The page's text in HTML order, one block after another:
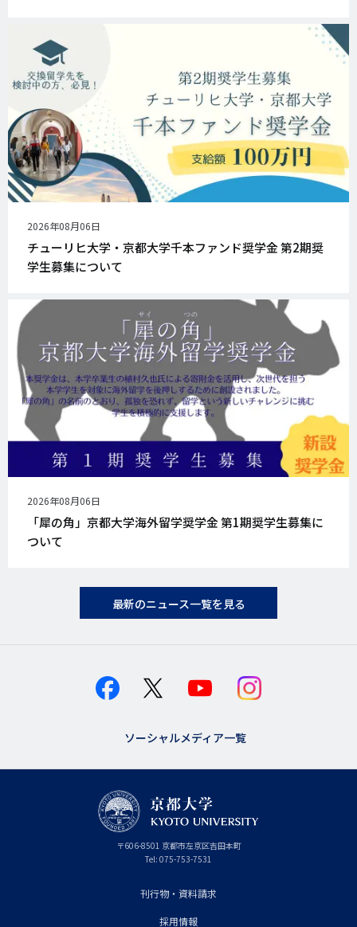
公
開
日
2026年08月06日
チューリヒ大学・京都大学千本ファンド奨学金 第2期奨
学生募集について
公
開
2026年08月06日
「犀の角」京都大学海外留学奨学金 第1期奨学生募集に
ついて
最新のニュース一覧を見る
ソーシャルメディア一覧
〒606-8501 京
都
府
京都市左京区吉田本町
Tel: 075-753-7531
刊行物・資料請求
採用情報